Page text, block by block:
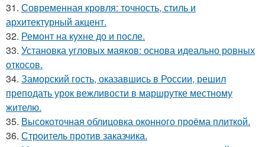
31. Современная кровля: точность, стиль и
архитектурный акцент.
32. Ремонт на кухне до и после.
33. Установка угловых маяков: основа идеально ровных
откосов.
34. Заморский гость, оказавшись в России, решил
преподать урок вежливости в маршрутке местному
жителю.
35. Высокоточная облицовка оконного проёма плиткой.
36. Строитель против заказчика.